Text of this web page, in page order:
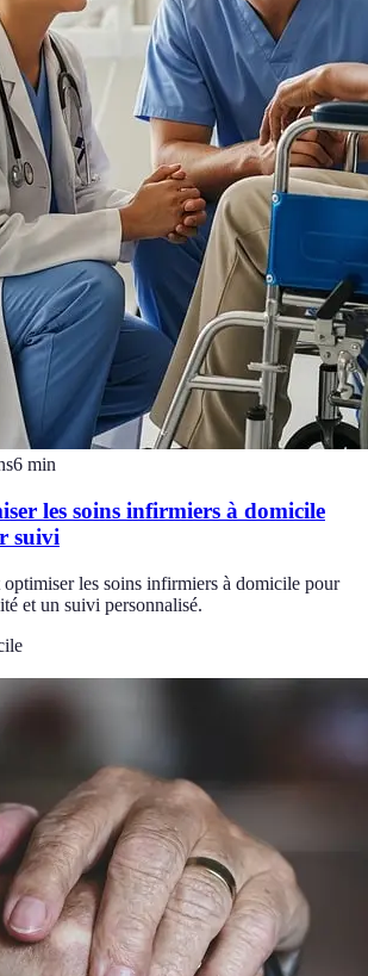
6 min
les soins infirmiers à domicile
suivi
les soins infirmiers à domicile pour
et un suivi personnalisé.